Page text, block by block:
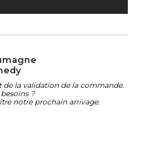
de la validation de la commande.
?
notre prochain arrivage.